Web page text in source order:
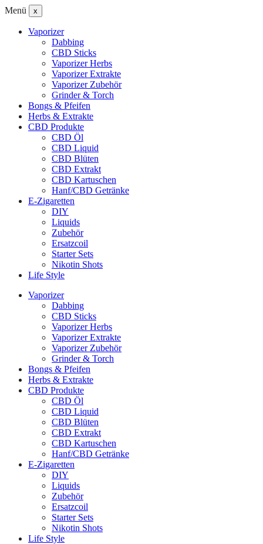
Menü x
Vaporizer
Dabbing
CBD Sticks
Vaporizer Herbs
Vaporizer Extrakte
Vaporizer Zubehör
Grinder & Torch
Bongs & Pfeifen
Herbs & Extrakte
CBD Produkte
CBD Öl
CBD Liquid
CBD Blüten
CBD Extrakt
CBD Kartuschen
Hanf/CBD Getränke
E-Zigaretten
DIY
Liquids
Zubehör
Ersatzcoil
Starter Sets
Nikotin Shots
Life Style
Vaporizer
Dabbing
CBD Sticks
Vaporizer Herbs
Vaporizer Extrakte
Vaporizer Zubehör
Grinder & Torch
Bongs & Pfeifen
Herbs & Extrakte
CBD Produkte
CBD Öl
CBD Liquid
CBD Blüten
CBD Extrakt
CBD Kartuschen
Hanf/CBD Getränke
E-Zigaretten
DIY
Liquids
Zubehör
Ersatzcoil
Starter Sets
Nikotin Shots
Life Style